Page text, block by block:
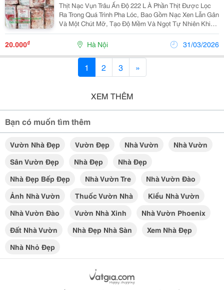
Thịt Nạc Vụn Trâu Ấn Độ 222 L À Phần Thịt Được Lọc
Ra Trong Quá Trình Pha Lóc, Bao Gồm Nạc Xen Lẫn Gân
Và Một Chút Mỡ, Tạo Độ Mềm Và Ngọt Tự Nhiên Khi
Chế Biến. Sản Phẩm Được Đóng Túi Tiện Lợi (Khoảng
1Kg/Túi), Quy Cách 20Kg/Thùng, Phù Hợp Cho Nhu...
20.000₫ Hà Nội 31/03/2026
1 2 3 »
XEM THÊM
Bạn có muốn tìm thêm
Vườn Nhà Đẹp Vườn Đẹp Nhà Vườn
Nhà Vườn
Sân Vườn Đẹp
Nhà Đẹp
Nhà Đẹp
Nhà Đẹp Bếp Đẹp
Nhà Vườn Tre
Nhà Vườn Đào
Ảnh Nhà Vườn
Thuốc Vườn Nhà
Kiểu Nhà Vườn
Nhà Vườn Đào
Vườn Nhà Xinh
Nhà Vườn Phoenix
Đất Nhà Vườn
Nhà Đẹp Nhà Sàn
Xem Nhà Đẹp
Nhà Nhỏ Đẹp